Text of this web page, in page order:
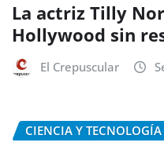
La actriz Tilly
Hollywood sin
El Crepuscular
CIENCIA Y TECNOLOGÍA